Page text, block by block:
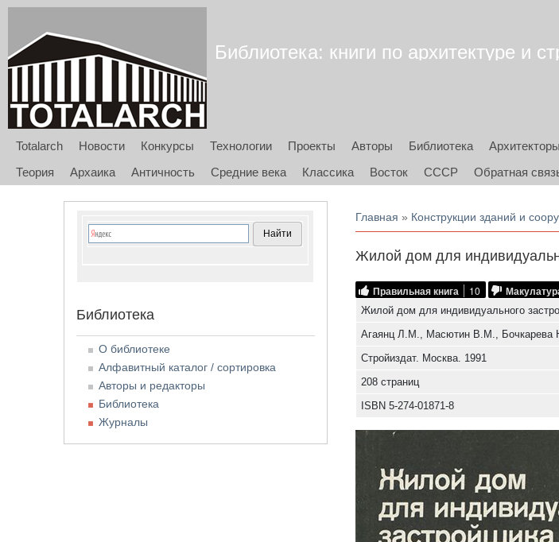
Библиотека: книги по архитектуре и
Totalarch Новости Конкурсы Технологии Проекты Авторы Библиотека Архитекторы
Теория
Архаика Античность Средние века Классика Восток СССР Обратная
Вы здесь
Главная » Конструкции зданий и
Жилой дом для
Правильная книга 10
Жилой дом для индивидуального
Агаянц Л.М., Масютин В.М.,
Стройиздат. Москва. 1991
208 страниц
ISBN 5-274-01871-8
Библиотека
О библиотеке
Алфавитный каталог / сортировка
Авторы и редакторы
Библиотека
Журналы